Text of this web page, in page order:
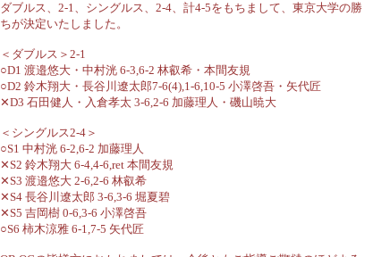
ダブルス、2-1、シングルス、2-4、計4-5をもちまして、東京大学の勝
ちが決定いたしました。
＜ダブルス＞2-1
○D1 渡邉悠大・中村洸 6-3,6-2 林叡希・本間友規
○D2 鈴木翔大・長谷川遼太郎7-6(4),1-6,10-5 小澤啓吾・矢代匠
‪✕‬D3 石田健人・入倉孝太 3-6,2-6 加藤理人・磯山暁大
＜シングルス2-4＞
○S1 中村洸 6-2,6-2 加藤理人
‪✕‬S2 鈴木翔大 6-4,4-6,ret 本間友規
‪✕‬S3 渡邉悠大 2-6,2-6 林叡希
‪✕‬S4 長谷川遼太郎 3-6,3-6 堀夏碧
‪✕‬S5 吉岡樹 0-6,3-6 小澤啓吾
○S6 柿木涼雅 6-1,7-5 矢代匠